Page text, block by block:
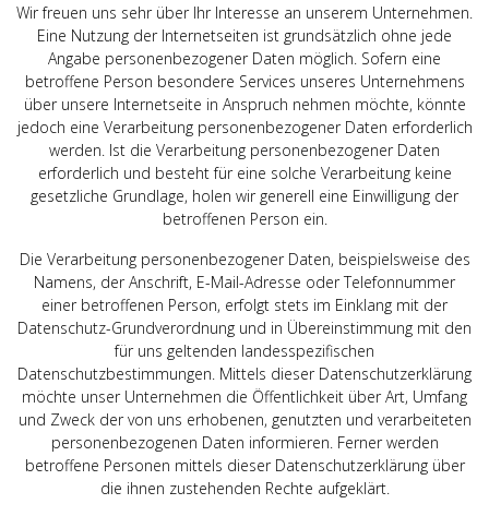
Wir freuen uns sehr über Ihr Interesse an unserem Unternehmen.
Eine Nutzung der Internetseiten ist grundsätzlich ohne jede
Angabe personenbezogener Daten möglich. Sofern eine
betroffene Person besondere Services unseres Unternehmens
über unsere Internetseite in Anspruch nehmen möchte, könnte
jedoch eine Verarbeitung personenbezogener Daten erforderlich
werden. Ist die Verarbeitung personenbezogener Daten
erforderlich und besteht für eine solche Verarbeitung keine
gesetzliche Grundlage, holen wir generell eine Einwilligung der
betroffenen Person ein.
Die Verarbeitung personenbezogener Daten, beispielsweise des
Namens, der Anschrift, E-Mail-Adresse oder Telefonnummer
einer betroffenen Person, erfolgt stets im Einklang mit der
Datenschutz-Grundverordnung und in Übereinstimmung mit den
für uns geltenden landesspezifischen
Datenschutzbestimmungen. Mittels dieser Datenschutzerklärung
möchte unser Unternehmen die Öffentlichkeit über Art, Umfang
und Zweck der von uns erhobenen, genutzten und verarbeiteten
personenbezogenen Daten informieren. Ferner werden
betroffene Personen mittels dieser Datenschutzerklärung über
die ihnen zustehenden Rechte aufgeklärt.